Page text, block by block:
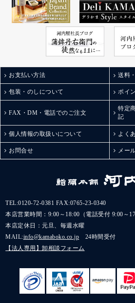
お支払い方法 送料
包装・のしについて ポイ
FAX・DM・電話でのご注文
特定
記
個人情報の取扱いについて よく
お問合せ メー
TEL:0120-72-0381 FAX:0765-23-0340
本店営業時間：9:00～18:00（電話受付 9:00～
本店定休日：元旦、毎週水曜
MAIL:info@kamaboko.co.jp 24時間受付
【法人専用】卸相談フォーム